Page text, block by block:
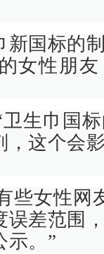
国标的
女性朋
生巾国
，这个会
些女性网
误差范围
示。”